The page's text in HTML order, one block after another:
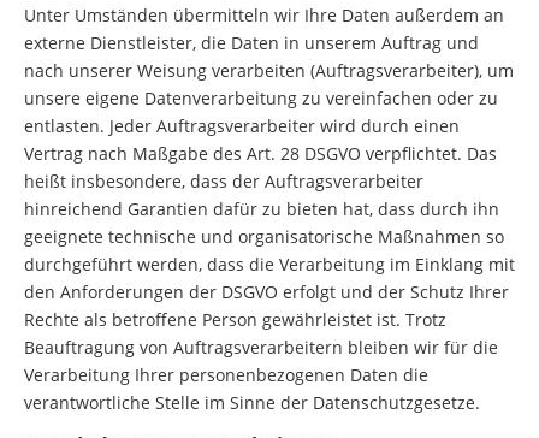
Unter Umständen übermitteln wir Ihre Daten außerdem an
externe Dienstleister, die Daten in unserem Auftrag und
nach unserer Weisung verarbeiten (Auftragsverarbeiter), um
unsere eigene Datenverarbeitung zu vereinfachen oder zu
entlasten. Jeder Auftragsverarbeiter wird durch einen
Vertrag nach Maßgabe des Art. 28 DSGVO verpflichtet. Das
heißt insbesondere, dass der Auftragsverarbeiter
hinreichend Garantien dafür zu bieten hat, dass durch ihn
geeignete technische und organisatorische Maßnahmen so
durchgeführt werden, dass die Verarbeitung im Einklang mit
den Anforderungen der DSGVO erfolgt und der Schutz Ihrer
Rechte als betroffene Person gewährleistet ist. Trotz
Beauftragung von Auftragsverarbeitern bleiben wir für die
Verarbeitung Ihrer personenbezogenen Daten die
verantwortliche Stelle im Sinne der Datenschutzgesetze.